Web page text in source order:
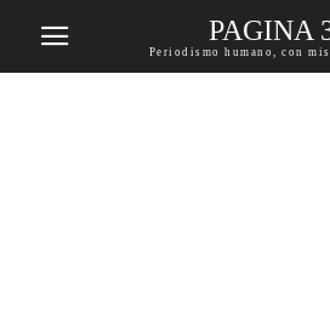
PAGINA
Periodismo humano, con